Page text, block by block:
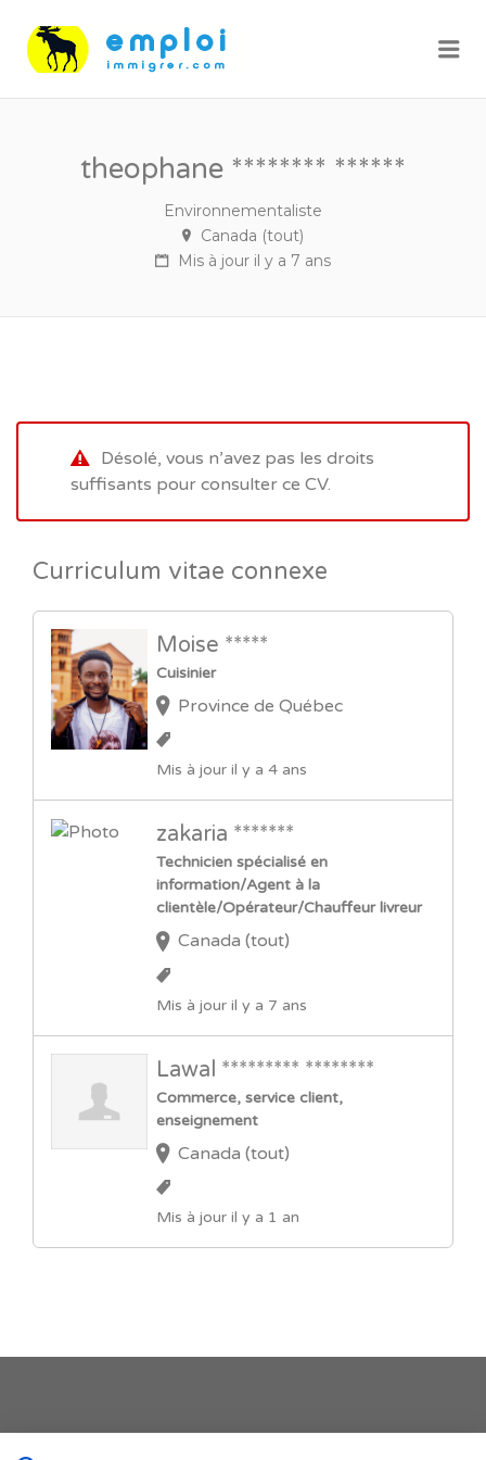
theophane ******** ******
Environnementaliste
Canada (tout)
Mis à jour il y a 7 ans
Désolé, vous n’avez pas les droits
suffisants pour consulter ce CV.
Curriculum vitae connexe
Moise *****
Cuisinier
Province de Québec
Mis à jour il y a 4 ans
zakaria *******
Technicien spécialisé en
information/Agent à la
clientèle/Opérateur/Chauffeur livreur
Canada (tout)
Mis à jour il y a 7 ans
Lawal ********* ********
Commerce, service client,
enseignement
Canada (tout)
Mis à jour il y a 1 an